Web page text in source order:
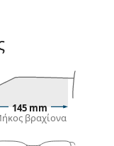
γυαλιά ηλίου
του
145 mm
βραχίονα